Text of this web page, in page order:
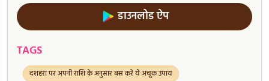
डाउनलोड ऐप
TAGS
दशहरा पर अपनी राशि के अनुसार बस करें ये अचूक उपाय